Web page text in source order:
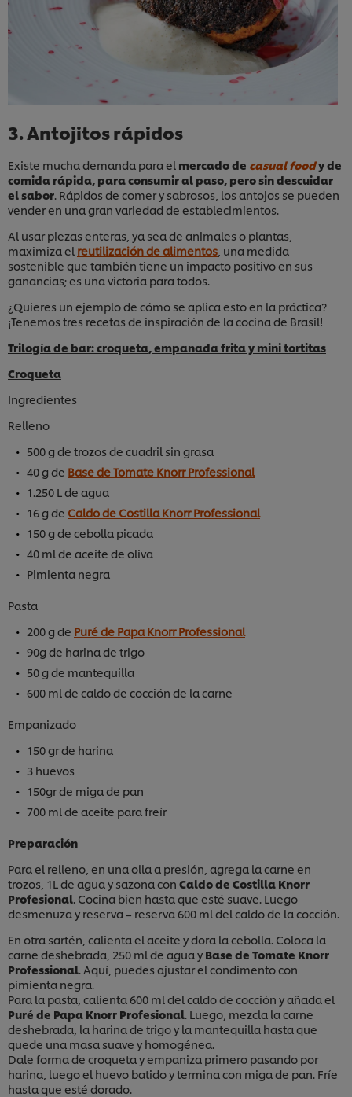
3. Antojitos rápidos
Existe mucha demanda para el mercado de casual foody de
comida rápida, para consumir al paso, pero sin descuidar
el sabor . Rápidos de comer y sabrosos, los antojos se pueden
vender en una gran variedad de establecimientos.
Al usar piezas enteras, ya sea de animales o plantas,
maximiza el reutilización de alimentos , una medida
sostenible que también tiene un impacto positivo en sus
ganancias; es una victoria para todos.
¿Quieres un ejemplo de cómo se aplica esto en la práctica?
¡Tenemos tres recetas de inspiración de la cocina de Brasil!
Trilogía de bar: croqueta, empanada frita y mini tortitas
Croqueta
Ingredientes
Relleno
500 g de trozos de cuadril sin grasa
40 g de Base de Tomate Knorr Professional
1.250 L de agua
16 g de Caldo de Costilla Knorr Professional
150 g de cebolla picada
40 ml de aceite de oliva
Pimienta negra
Pasta
200 g de Puré de Papa Knorr Professional
90g de harina de trigo
50 g de mantequilla
600 ml de caldo de cocción de la carne
Empanizado
150 gr de harina
3 huevos
150gr de miga de pan
700 ml de aceite para freír
Preparación
Para el relleno, en una olla a presión, agrega la carne en
trozos, 1L de agua y sazona con Caldo de Costilla Knorr
Profesional . Cocina bien hasta que esté suave. Luego
desmenuza y reserva – reserva 600 ml del caldo de la cocción.
En otra sartén, calienta el aceite y dora la cebolla. Coloca la
carne deshebrada, 250 ml de agua y Base de Tomate Knorr
Professional . Aquí, puedes ajustar el condimento con
pimienta negra.
Para la pasta, calienta 600 ml del caldo de cocción y añada el
Puré de Papa Knorr Profesional . Luego, mezcla la carne
deshebrada, la harina de trigo y la mantequilla hasta que
quede una masa suave y homogénea.
Dale forma de croqueta y empaniza primero pasando por
harina, luego el huevo batido y termina con miga de pan. Fríe
hasta que esté dorado.